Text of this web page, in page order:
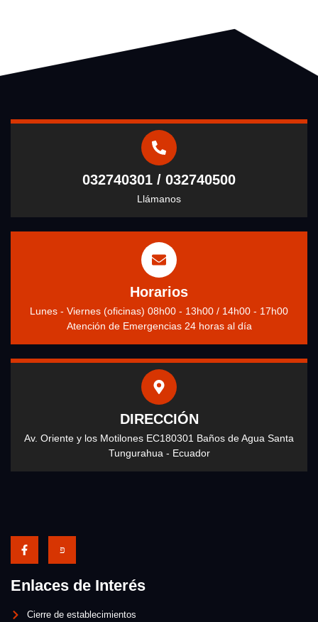
032740301 / 032740500
Llámanos
Horarios
Lunes - Viernes (oficinas) 08h00 - 13h00 / 14h00 - 17h00
Atención de Emergencias 24 horas al día
DIRECCIÓN
Av. Oriente y los Motilones EC180301 Baños de Agua Santa
Tungurahua - Ecuador
Enlaces de Interés
Cierre de establecimientos